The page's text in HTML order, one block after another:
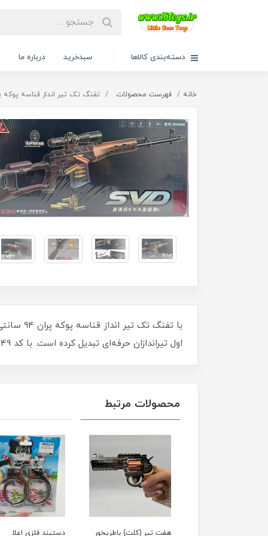
دسته‌بندی کالاها سبدخرید درباره ما
خانه فهرست محصولات تفنگ تک تیر انداز قناسه پوکه پران 94 سانت
با
اول تیراندازان حرفه‌ای تبدیل کرده است. با کد 049، هدف‌گیری دقیق و جذابیت تیراندازی را به سطح جدیدی ببرید. آماده‌ی شلیک شوید!
محصولات مرتبط
هفت تیر (کلت) باطریخور
دستبند فلزی اعلا